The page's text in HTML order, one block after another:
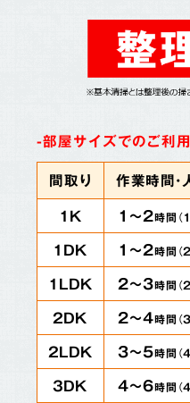
-部屋サイズでのご利
間取り
作業時間・
1K
1～2時間（
1DK 1～2時間（
1LDK 2～3時間（
2DK 2～4時間（
2LDK 3～5時間（
3DK 4～6時間（